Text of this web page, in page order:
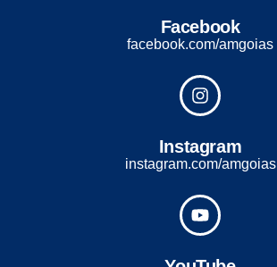
Facebook
facebook.com/amgoias
Instagram
instagram.com/amgoias